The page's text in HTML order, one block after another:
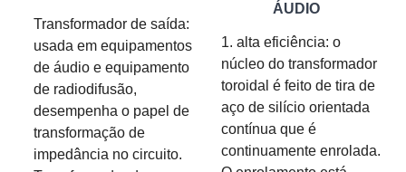
Transformador de saída:
usada em equipamentos
de áudio e equipamento
de radiodifusão,
desempenha o papel de
transformação de
impedância no circuito.
ÁUDIO
1. alta eficiência: o
núcleo do transformador
toroidal é feito de tira de
aço de silício orientada
contínua que é
continuamente enrolada.